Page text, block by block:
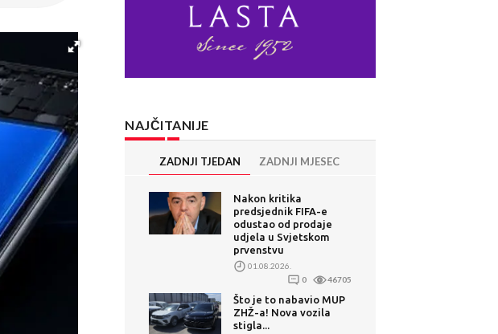
NAJČITANIJE
ZADNJI TJEDAN ZADNJI MJESEC
Nakon kritika
predsjednik FIFA-e
odustao od prodaje
udjela u Svjetskom
prvenstvu
01.08.2026.
0
46705
Što je to nabavio MUP
ZHŽ-a! Nova vozila
stigla...